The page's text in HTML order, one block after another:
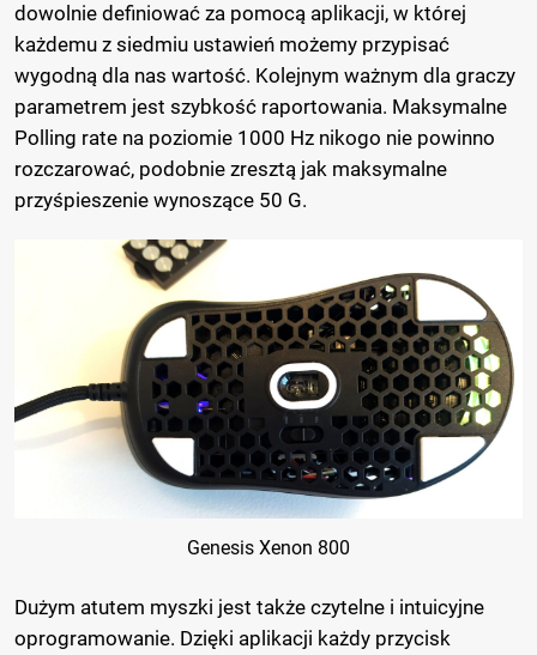
dowolnie definiować za pomocą aplikacji, w której
każdemu z siedmiu ustawień możemy przypisać
wygodną dla nas wartość. Kolejnym ważnym dla graczy
parametrem jest szybkość raportowania. Maksymalne
Polling rate na poziomie 1000 Hz nikogo nie powinno
rozczarować, podobnie zresztą jak maksymalne
przyśpieszenie wynoszące 50 G.
Genesis Xenon 800
Dużym atutem myszki jest także czytelne i intuicyjne
oprogramowanie. Dzięki aplikacji każdy przycisk